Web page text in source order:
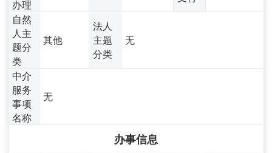
办理
自然
人主
题分
类
其他
法人
主题
分类
无
中介
服务
事项
名称
无
办事信息